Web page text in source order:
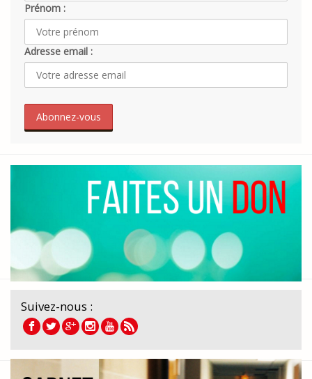
Prénom :
Adresse email :
Suivez-nous :